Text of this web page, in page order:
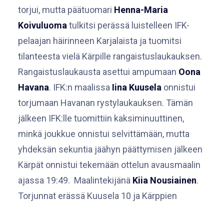
torjui, mutta päätuomari Henna-Maria
Koivuluoma tulkitsi perässä luistelleen IFK-
pelaajan häirinneen Karjalaista ja tuomitsi
tilanteesta vielä Kärpille rangaistuslaukauksen.
Rangaistuslaukausta asettui ampumaan Oona
Havana. IFK:n maalissa Iina Kuusela onnistui
torjumaan Havanan rystylaukauksen. Tämän
jälkeen IFK:lle tuomittiin kaksiminuuttinen,
minkä joukkue onnistui selvittämään, mutta
yhdeksän sekuntia jäähyn päättymisen jälkeen
Kärpät onnistui tekemään ottelun avausmaalin
ajassa 19:49. Maalintekijänä Kiia Nousiainen.
Torjunnat erässä Kuusela 10 ja Kärppien